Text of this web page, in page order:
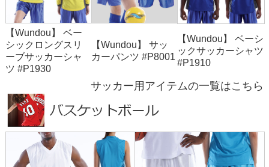
【Wundou】 ベー
シックロングスリ
ーブサッカーシャ
ツ #P1930
【Wundou】 サッ
カーパンツ #P8001
【Wundou】 ベーシ
ックサッカーシャツ
#P1910
サッカー用アイテムの一覧はこちら